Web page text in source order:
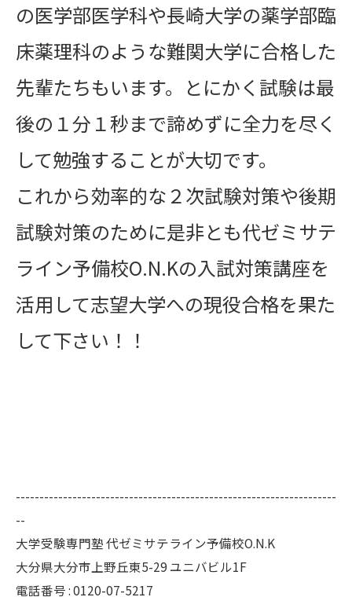
の医学部医学科や長崎大学の薬学部臨
床薬理科のような難関大学に合格した
先輩たちもいます。とにかく試験は最
後の１分１秒まで諦めずに全力を尽く
して勉強することが大切です。
これから効率的な２次試験対策や後期
試験対策のために是非とも代ゼミサテ
ライン予備校O.N.Kの入試対策講座を
活用して志望大学への現役合格を果た
して下さい！！
--------------------------------------------------------------------
--
大学受験専門塾 代ゼミサテライン予備校O.N.K
大分県大分市上野丘東5-29 ユニバビル1F
電話番号 : 0120-07-5217